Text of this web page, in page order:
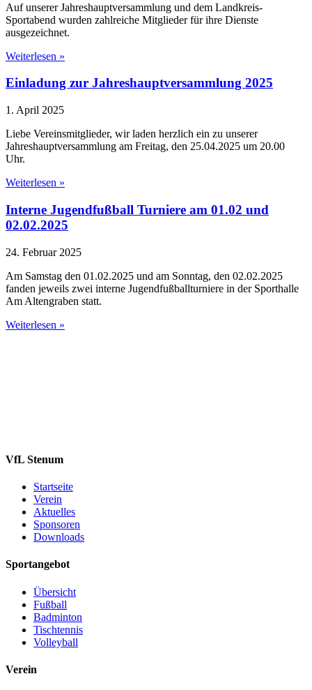
Auf unserer Jahreshauptversammlung und dem Landkreis-
Sportabend wurden zahlreiche Mitglieder für ihre Dienste
ausgezeichnet.
Weiterlesen »
Einladung zur Jahreshauptversammlung 2025
1. April 2025
Liebe Vereinsmitglieder, wir laden herzlich ein zu unserer
Jahreshauptversammlung am Freitag, den 25.04.2025 um 20.00
Uhr.
Weiterlesen »
Interne Jugendfußball Turniere am 01.02 und
02.02.2025
24. Februar 2025
Am Samstag den 01.02.2025 und am Sonntag, den 02.02.2025
fanden jeweils zwei interne Jugendfußballturniere in der Sporthalle
Am Altengraben statt.
Weiterlesen »
VfL Stenum
Startseite
Verein
Aktuelles
Sponsoren
Downloads
Sportangebot
Übersicht
Fußball
Badminton
Tischtennis
Volleyball
Verein